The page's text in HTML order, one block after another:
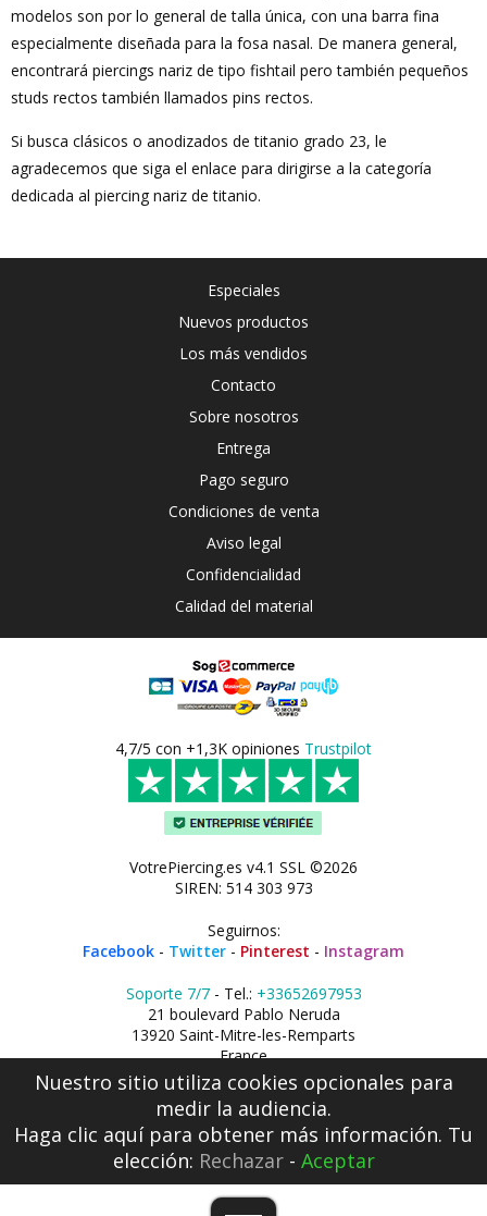
modelos son por lo general de talla única, con una barra fina
especialmente diseñada para la fosa nasal. De manera general,
encontrará piercings nariz de tipo fishtail pero también pequeños
studs rectos también llamados pins rectos.
Si busca clásicos o anodizados de titanio grado 23, le
agradecemos que siga el enlace para dirigirse a la categoría
dedicada al piercing nariz de titanio.
Especiales
Nuevos productos
Los más vendidos
Contacto
Sobre nosotros
Entrega
Pago seguro
Condiciones de venta
Aviso legal
Confidencialidad
Calidad del material
4,7/5 con +1,3K opiniones Trustpilot
VotrePiercing.es v4.1 SSL ©2026
SIREN: 514 303 973
Seguirnos:
Facebook - Twitter - Pinterest - Instagram
Soporte 7/7- Tel.: +33652697953
21 boulevard Pablo Neruda
13920 Saint-Mitre-les-Remparts
France
Nuestro sitio utiliza cookies opcionales para
medir la audiencia.
Haga clic aquípara obtener más información. Tu
elección: Rechazar- Aceptar